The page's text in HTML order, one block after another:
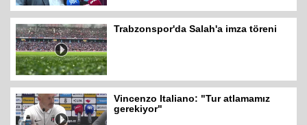
Trabzonspor'da Salah'a imza töreni
Vincenzo Italiano: "Tur atlamamız
gerekiyor"